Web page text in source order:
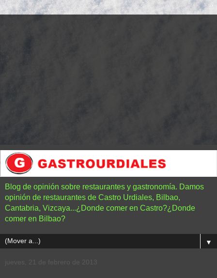
Blog de opinión sobre restaurantes y gastronomía. Damos
opinión de restaurantes de Castro Urdiales, Bilbao,
Cantabria, Vizcaya...¿Donde comer en Castro?¿Donde
comer en Bilbao?
▼
jueves, 21 de febrero de 2013